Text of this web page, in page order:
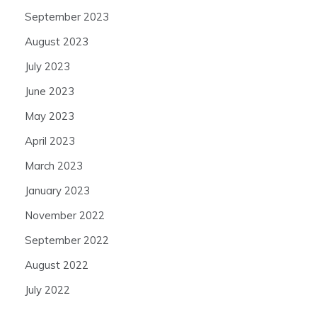
September 2023
August 2023
July 2023
June 2023
May 2023
April 2023
March 2023
January 2023
November 2022
September 2022
August 2022
July 2022